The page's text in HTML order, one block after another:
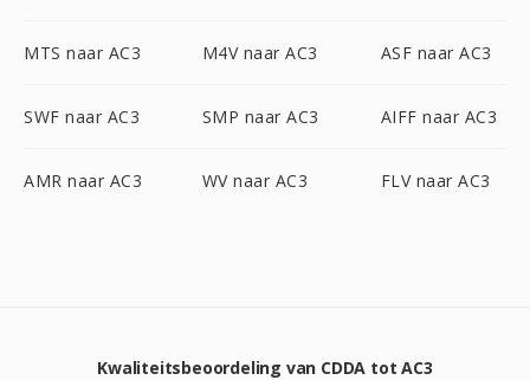
MTS naar AC3 M4V naar AC3 ASF naar AC3
SWF naar AC3 SMP naar AC3 AIFF naar AC3
AMR naar AC3 WV naar AC3 FLV naar AC3
Kwaliteitsbeoordeling van CDDA tot AC3